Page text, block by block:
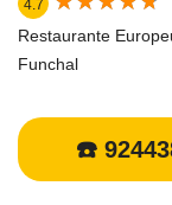
4.7
Restaurante
Funchal
☎️